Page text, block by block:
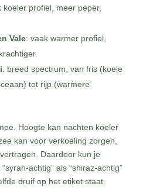
koeler profiel, meer peper,
Vale: vaak warmer profiel,
: breed spectrum, van fris (koele
tot rijp (warmere
Hoogte kan nachten koeler
kan voor verkoeling zorgen,
Daardoor kun je
achtig” als “shiraz-achtig”
druif op het etiket staat.